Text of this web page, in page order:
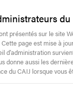
du
présentés sur le site
page est mise à
d’administration
donne aussi les
du CAIJ lorsque vous